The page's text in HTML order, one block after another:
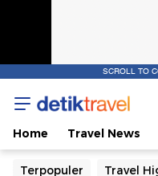
SCROLL TO
Home Travel News
Terpopuler Travel